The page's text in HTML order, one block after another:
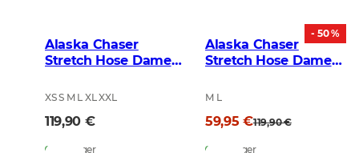
Alaska Chaser
Stretch Hose Damen,
XS S M L XL XXL
119,90 €
Auf Lager
- 50 %
Alaska Chaser
Stretch Hose Damen,
M L
59,95 €119,90 €
Auf Lager